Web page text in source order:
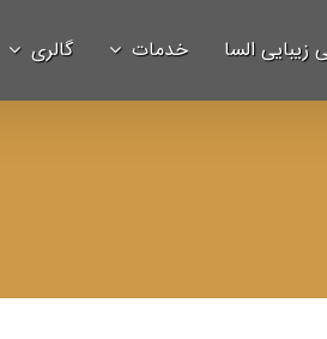
السا خدمات گالری